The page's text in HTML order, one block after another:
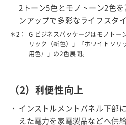
2トーン5色とモノトーン2色を
ンアップで多彩なライフスタ
＊2：
G ビジネスパッケージはモノトー
リック（新色）」
「ホワイトソリ
用色）」の2色展開。
（2）利便性向上
インストルメントパネル下部
えた電力を家電製品などへ供